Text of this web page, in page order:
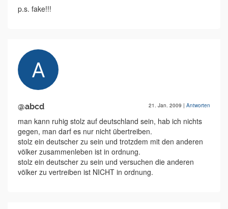
p.s. fake!!!
@abcd 21. Jan. 2009 | Antworten
man kann ruhig stolz auf deutschland sein, hab ich nichts
gegen, man darf es nur nicht übertreiben.
stolz ein deutscher zu sein und trotzdem mit den anderen
völker zusammenleben ist in ordnung.
stolz ein deutscher zu sein und versuchen die anderen
völker zu vertreiben ist NICHT in ordnung.